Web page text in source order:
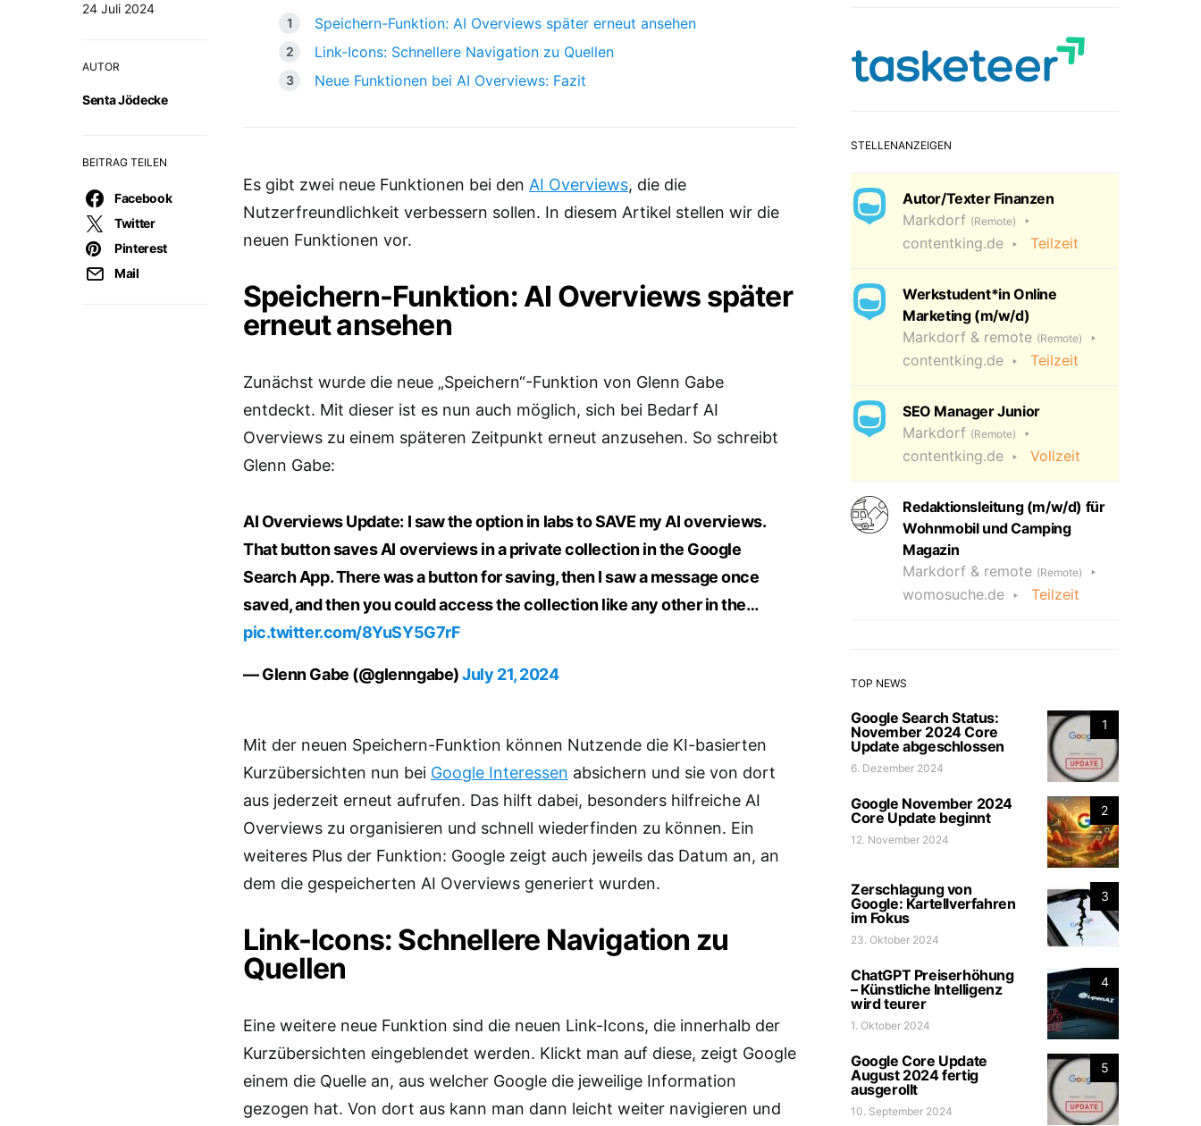
24 Juli 2024
AUTOR
Senta Jödecke
BEITRAG TEILEN
Facebook
Twitter
Pinterest
Mail
Speichern-Funktion: AI Overviews später erneut ansehen
Link-Icons: Schnellere Navigation zu Quellen
Neue Funktionen bei AI Overviews: Fazit
Es gibt zwei neue Funktionen bei den AI Overviews, die die
Nutzerfreundlichkeit verbessern sollen. In diesem Artikel stellen wir die
neuen Funktionen vor.
Speichern-Funktion: AI Overviews später
erneut ansehen
Zunächst wurde die neue „Speichern“-Funktion von Glenn Gabe
entdeckt. Mit dieser ist es nun auch möglich, sich bei Bedarf AI
Overviews zu einem späteren Zeitpunkt erneut anzusehen. So schreibt
Glenn Gabe:
AI Overviews Update: I saw the option in labs to SAVE my AI overviews.
That button saves AI overviews in a private collection in the Google
Search App. There was a button for saving, then I saw a message once
saved, and then you could access the collection like any other in the…
pic.twitter.com/8YuSY5G7rF
— Glenn Gabe (@glenngabe)July 21, 2024
Mit der neuen Speichern-Funktion können Nutzende die KI-basierten
Kurzübersichten nun bei Google Interessen absichern und sie von dort
aus jederzeit erneut aufrufen. Das hilft dabei, besonders hilfreiche AI
Overviews zu organisieren und schnell wiederfinden zu können. Ein
weiteres Plus der Funktion: Google zeigt auch jeweils das Datum an, an
dem die gespeicherten AI Overviews generiert wurden.
Link-Icons: Schnellere Navigation zu
Quellen
Eine weitere neue Funktion sind die neuen Link-Icons, die innerhalb der
Kurzübersichten eingeblendet werden. Klickt man auf diese, zeigt Google
einem die Quelle an, aus welcher Google die jeweilige Information
gezogen hat. Von dort aus kann man dann leicht weiter navigieren und
STELLENANZEIGEN
Autor/Texter Finanzen
Markdorf (Remote)
contentking.de Teilzeit
Werkstudent*in Online
Marketing (m/w/d)
Markdorf & remote (Remote)
contentking.de Teilzeit
SEO Manager Junior
Markdorf (Remote)
contentking.de Vollzeit
Redaktionsleitung (m/w/d) für
Wohnmobil und Camping
Magazin
Markdorf & remote (Remote)
womosuche.de Teilzeit
TOP NEWS
1
Google Search Status:
November 2024 Core
Update abgeschlossen
6. Dezember 2024
2
Google November 2024
Core Update beginnt
12. November 2024
3
Zerschlagung von
Google: Kartellverfahren
im Fokus
23. Oktober 2024
4
ChatGPT Preiserhöhung
– Künstliche Intelligenz
wird teurer
1. Oktober 2024
5
Google Core Update
August 2024 fertig
ausgerollt
10. September 2024